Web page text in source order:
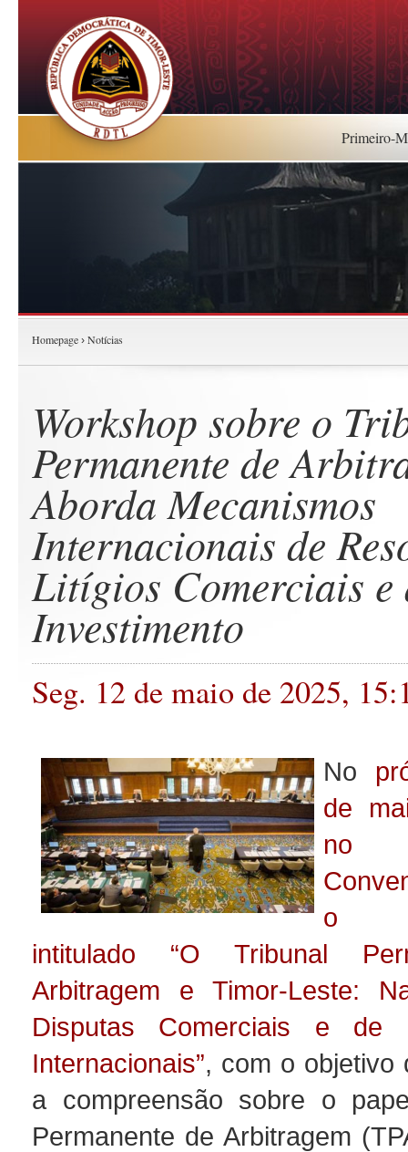
Primeiro-
Homepage › Notícias
Workshop sobre o
Permanente de
Aborda Mecanismos
Internacionais de
Litígios Comerciais e
Investimento
Seg. 12 de maio de 2025,
No
de
no
o
intitulado “O Tribunal
Arbitragem e Timor-Leste:
Disputas Comerciais e de
Internacionais”, com o objetivo
a compreensão sobre o
Permanente de Arbitragem